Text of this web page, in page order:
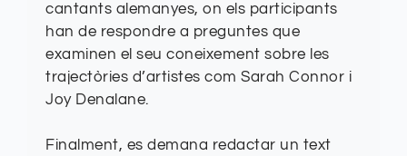
cantants alemanyes, on els participants
han de respondre a preguntes que
examinen el seu coneixement sobre les
trajectòries d’artistes com Sarah Connor i
Joy Denalane.
Finalment, es demana redactar un text